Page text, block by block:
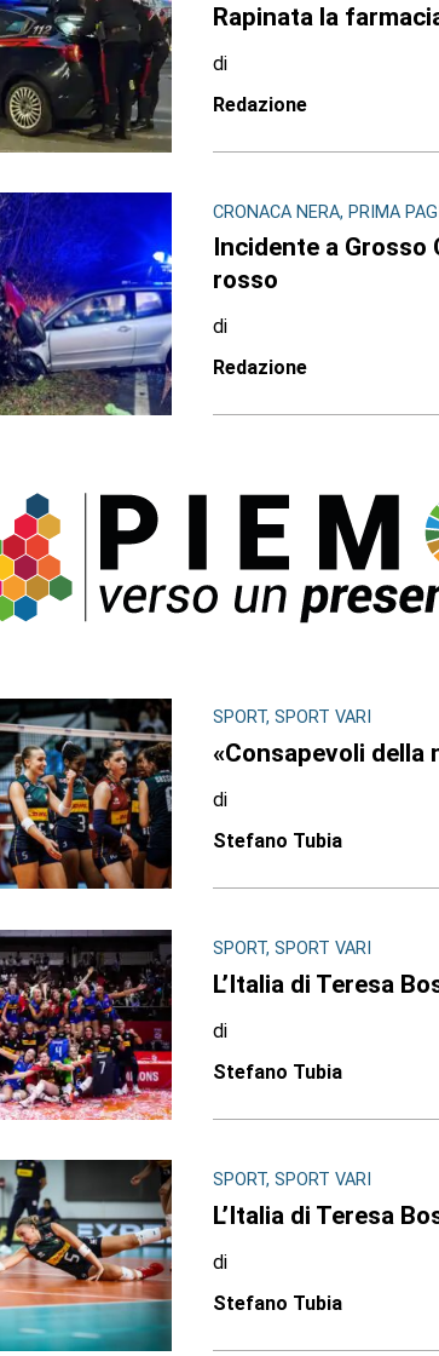
Rapinata la
di
Redazione
CRONACA NERA, PRIMA
Incidente a Grosso
rosso
di
Redazione
SPORT, SPORT VARI
«Consapevoli della
di
Stefano Tubia
SPORT, SPORT VARI
L’Italia di Teresa
di
Stefano Tubia
SPORT, SPORT VARI
L’Italia di Teresa
di
Stefano Tubia